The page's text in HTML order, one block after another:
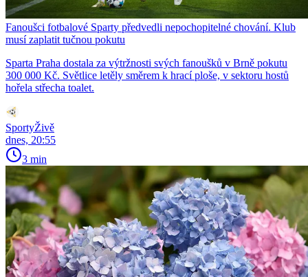
Fanoušci fotbalové Sparty předvedli nepochopitelné chování. Klub
musí zaplatit tučnou pokutu
Sparta Praha dostala za výtržnosti svých fanoušků v Brně pokutu
300 000 Kč. Světlice letěly směrem k hrací ploše, v sektoru hostů
hořela střecha toalet.
SportyŽivě
dnes, 20:55
3 min